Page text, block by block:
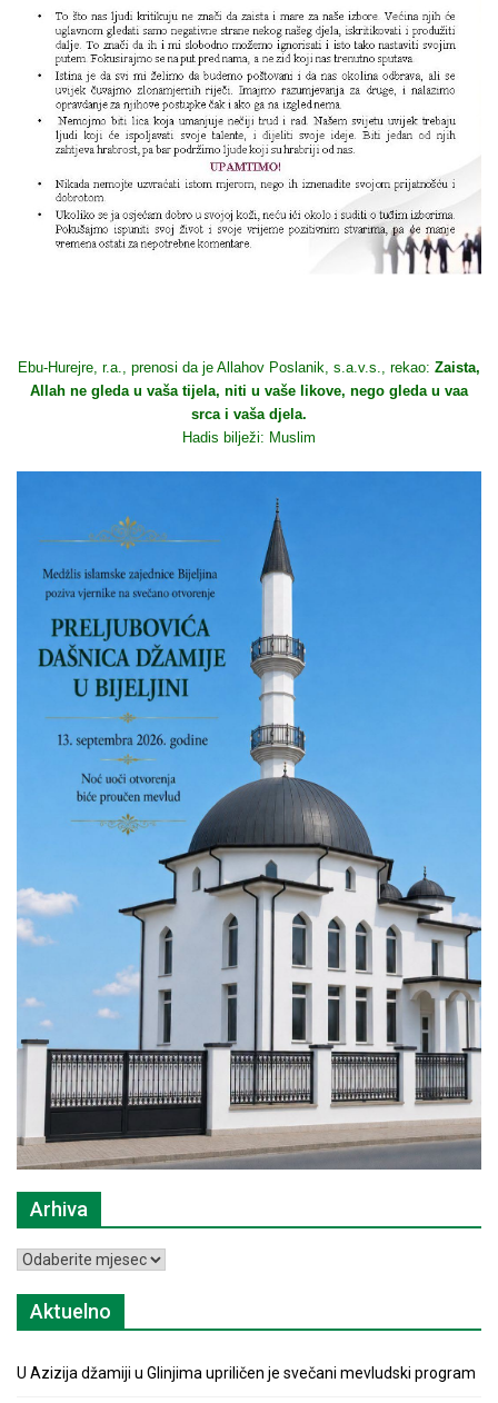
Ebu-Hurejre, r.a., prenosi da je Allahov Poslanik, s.a.v.s., rekao: Zaista,
Allah ne gleda u vaša tijela, niti u vaše likove, nego gleda u vaa
srca i vaša djela.
Hadis bilježi: Muslim
Arhiva
Arhiva
Aktuelno
U Azizija džamiji u Glinjima upriličen je svečani mevludski program